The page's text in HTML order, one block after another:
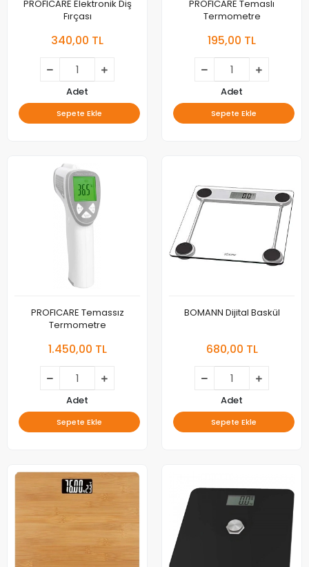
PROFICARE Elektronik Diş
Fırçası
340,00 TL
Adet
Sepete Ekle
PROFICARE Temaslı
Termometre
195,00 TL
Adet
Sepete Ekle
PROFICARE Temassız
Termometre
1.450,00 TL
Adet
Sepete Ekle
BOMANN Dijital Baskül
680,00 TL
Adet
Sepete Ekle